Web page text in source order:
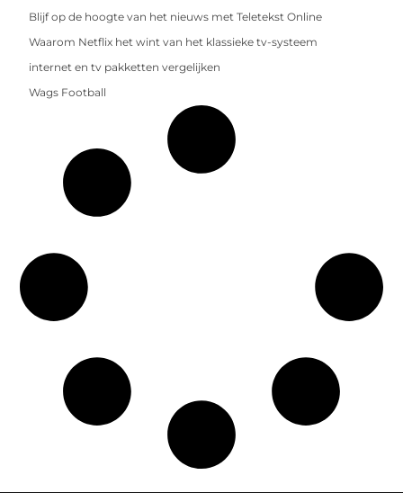
Blijf op de hoogte van het nieuws met Teletekst Online
Waarom Netflix het wint van het klassieke tv-systeem
internet en tv pakketten vergelijken
Wags Football